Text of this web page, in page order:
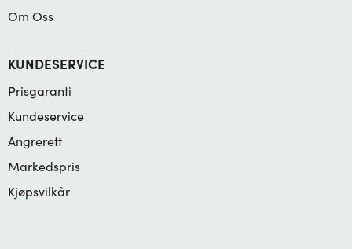
Om Oss
KUNDESERVICE
Prisgaranti
Kundeservice
Angrerett
Markedspris
Kjøpsvilkår